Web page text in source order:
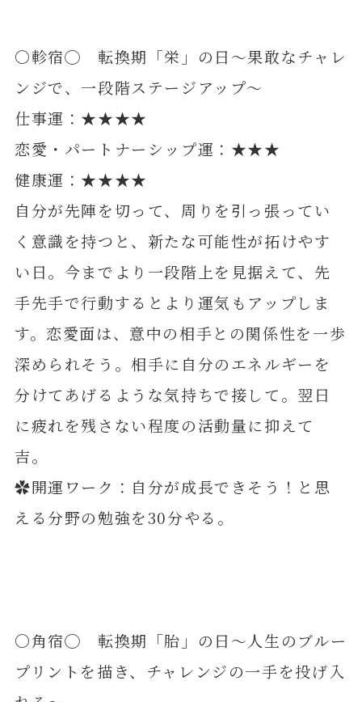
〇軫宿◯ 転換期「栄」の日～果敢なチャレ
ンジで、一段階ステージアップ～
仕事運：★★★★
恋愛・パートナーシップ運：★★★
健康運：★★★★
自分が先陣を切って、周りを引っ張ってい
く意識を持つと、新たな可能性が拓けやす
い日。今までより一段階上を見据えて、先
手先手で行動するとより運気もアップしま
す。恋愛面は、意中の相手との関係性を一歩
深められそう。相手に自分のエネルギーを
分けてあげるような気持ちで接して。翌日
に疲れを残さない程度の活動量に抑えて
吉。
✿開運ワーク：自分が成長できそう！と思
える分野の勉強を30分やる。
〇角宿◯ 転換期「胎」の日～人生のブルー
プリントを描き、チャレンジの一手を投げ入